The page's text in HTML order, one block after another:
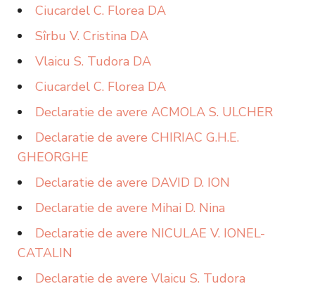
Ciucardel C. Florea DA
Sîrbu V. Cristina DA
Vlaicu S. Tudora DA
Ciucardel C. Florea DA
Declaratie de avere ACMOLA S. ULCHER
Declaratie de avere CHIRIAC G.H.E.
GHEORGHE
Declaratie de avere DAVID D. ION
Declaratie de avere Mihai D. Nina
Declaratie de avere NICULAE V. IONEL-
CATALIN
Declaratie de avere Vlaicu S. Tudora